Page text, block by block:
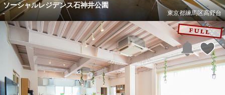
ソーシャルレジデンス石神井公園
東京都練馬区高野台
-